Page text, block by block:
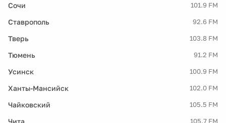
Сочи 101.9 FM
Ставрополь 92.6 FM
Тверь 103.8 FM
Тюмень 91.2 FM
Усинск 100.9 FM
Ханты-Мансийск 102.0 FM
Чайковский 105.5 FM
Чита 105.7 FM